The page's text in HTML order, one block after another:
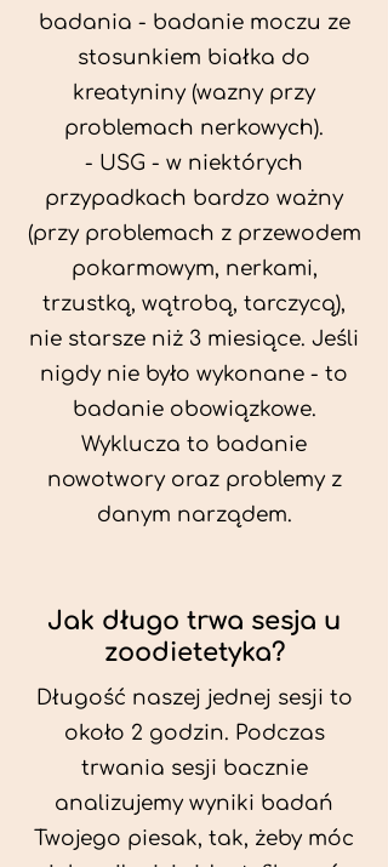
badania - badanie moczu ze
stosunkiem białka do
kreatyniny (wazny przy
problemach nerkowych).
- USG - w niektórych
przypadkach bardzo ważny
(przy problemach z przewodem
pokarmowym, nerkami,
trzustką, wątrobą, tarczycą),
nie starsze niż 3 miesiące. Jeśli
nigdy nie było wykonane - to
badanie obowiązkowe.
Wyklucza to badanie
nowotwory oraz problemy z
danym narządem.
Jak długo trwa sesja u
zoodietetyka?
Długość naszej jednej sesji to
około 2 godzin. Podczas
trwania sesji bacznie
analizujemy wyniki badań
Twojego piesak, tak, żeby móc